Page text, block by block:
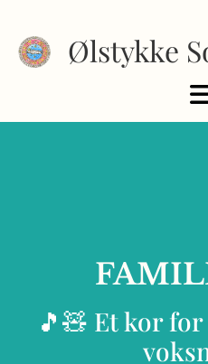
Ølstykke
🎵🧸 Et kor